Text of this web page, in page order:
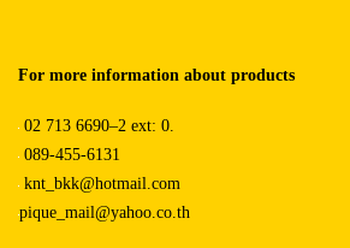
For more information about products
02 713 6690–2 ext: 0.
089-455-6131
knt_bkk@hotmail.com
pique_mail@yahoo.co.th